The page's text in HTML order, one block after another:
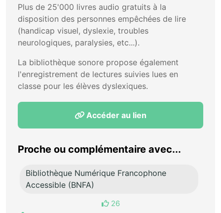
Plus de 25'000 livres audio gratuits à la
disposition des personnes empêchées de lire
(handicap visuel, dyslexie, troubles
neurologiques, paralysies, etc...).
La bibliothèque sonore propose également
l'enregistrement de lectures suivies lues en
classe pour les élèves dyslexiques.
Accéder au lien
Proche ou complémentaire avec...
Bibliothèque Numérique Francophone
Accessible (BNFA)
26